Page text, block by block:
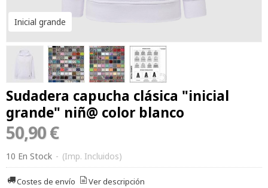
Inicial grande
Sudadera capucha clásica "inicial
grande" niñ@ color blanco
50,90 €
10 En Stock - (Imp. Incluidos)
Costes de envío Ver descripción